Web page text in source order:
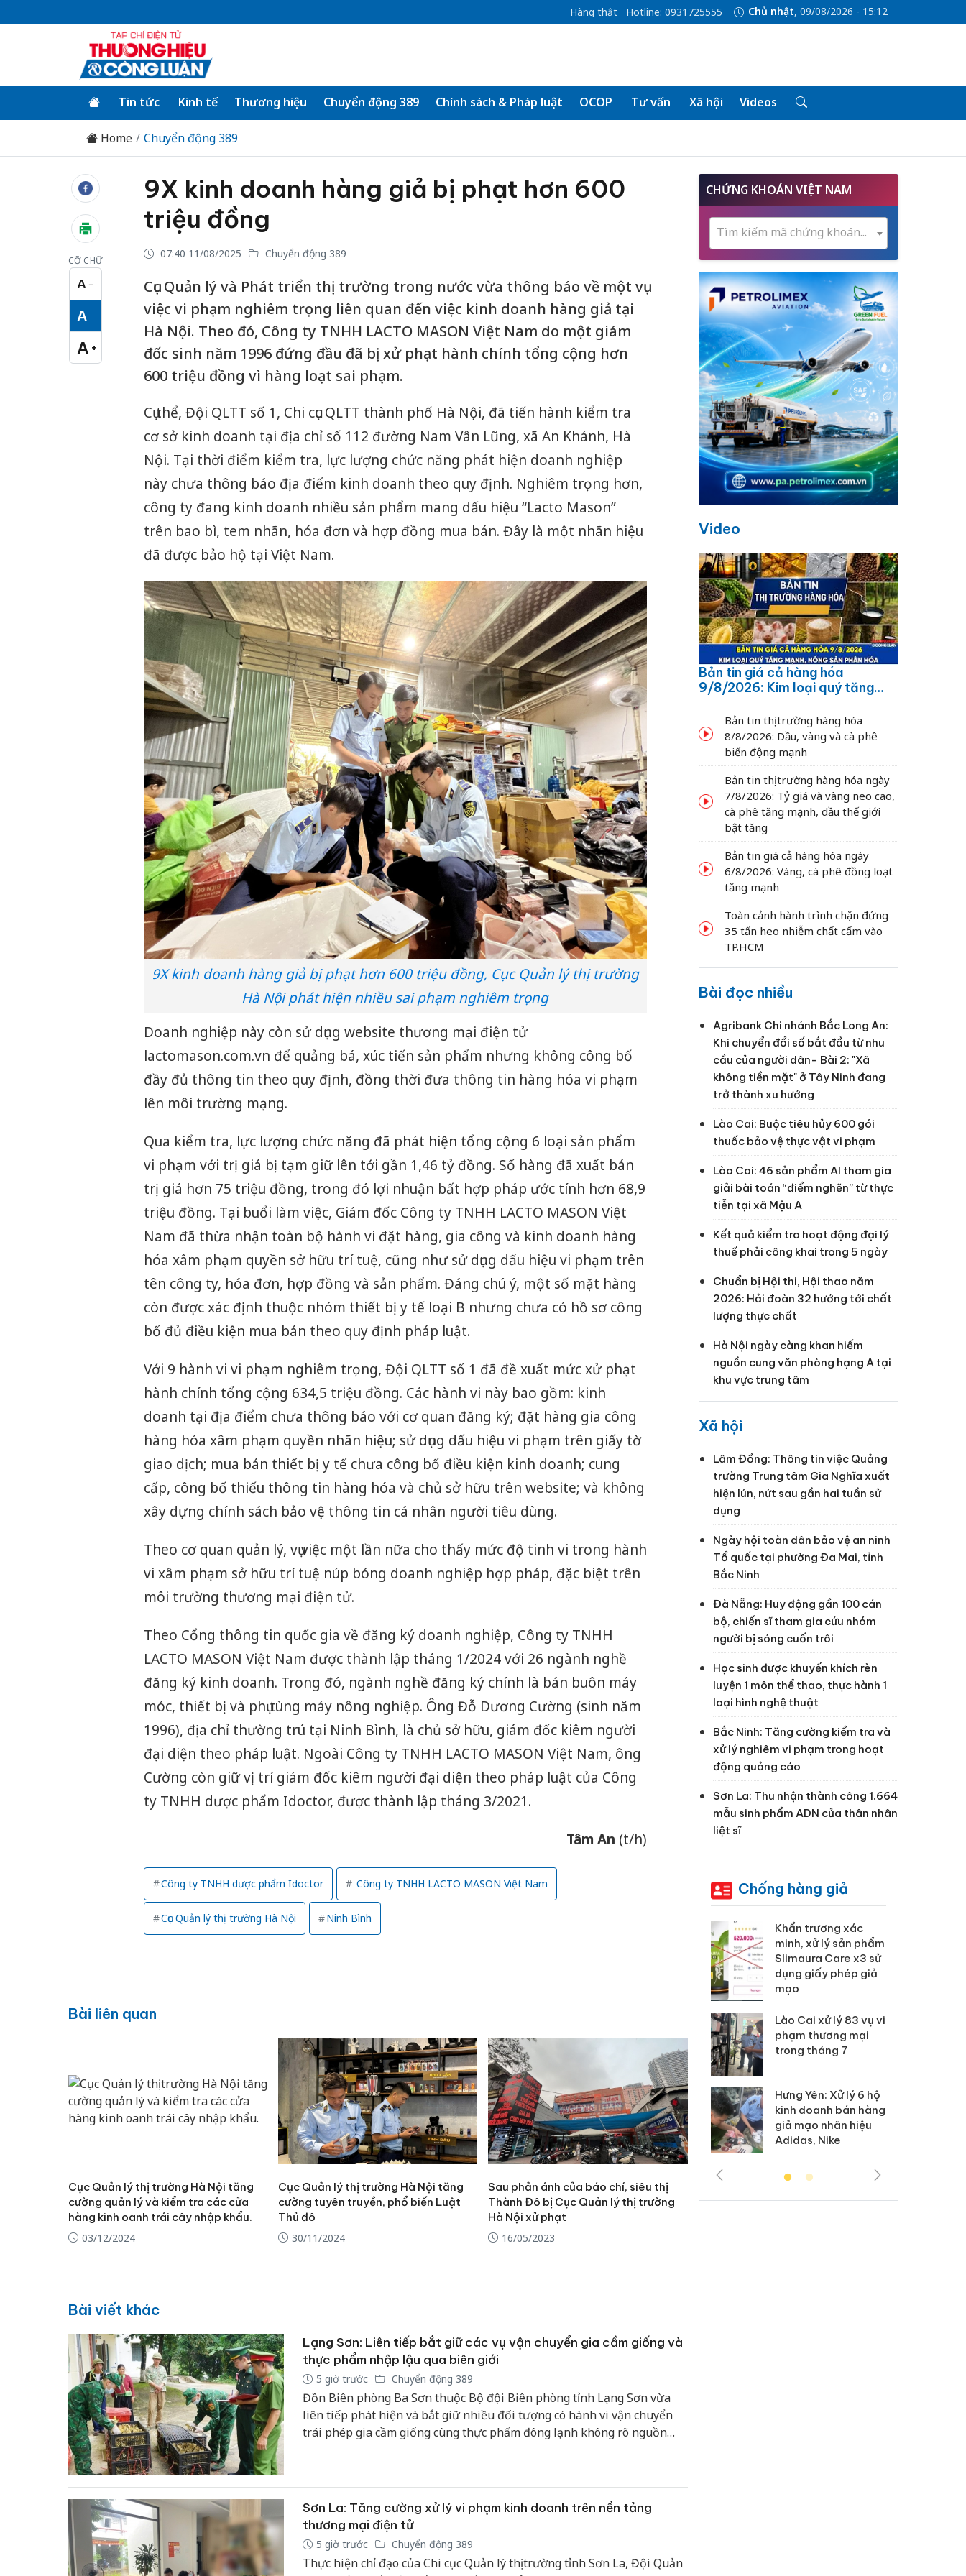
Hàng thật Hotline: 0931725555 Chủ nhật, 09/08/2026 - 15:12
Tin tức Kinh tế Thương hiệu Chuyển động 389 Chính sách & Pháp luật OCOP Tư vấn Xã hội Videos
Home Chuyển động 389
CỠ CHỮ
A −
Cỡ chữ nhỏ
A
Cỡ chữ vừa
A +
Cỡ chữ lớn
9X kinh doanh hàng giả bị phạt hơn 600
triệu đồng
07:40 11/08/2025 Chuyển động 389
Cục Quản lý và Phát triển thị trường trong nước vừa thông báo về một vụ
việc vi phạm nghiêm trọng liên quan đến việc kinh doanh hàng giả tại
Hà Nội. Theo đó, Công ty TNHH LACTO MASON Việt Nam do một giám
đốc sinh năm 1996 đứng đầu đã bị xử phạt hành chính tổng cộng hơn
600 triệu đồng vì hàng loạt sai phạm.
Cụ thể, Đội QLTT số 1, Chi cục QLTT thành phố Hà Nội, đã tiến hành kiểm tra
cơ sở kinh doanh tại địa chỉ số 112 đường Nam Vân Lũng, xã An Khánh, Hà
Nội. Tại thời điểm kiểm tra, lực lượng chức năng phát hiện doanh nghiệp
này chưa thông báo địa điểm kinh doanh theo quy định. Nghiêm trọng hơn,
công ty đang kinh doanh nhiều sản phẩm mang dấu hiệu “Lacto Mason”
trên bao bì, tem nhãn, hóa đơn và hợp đồng mua bán. Đây là một nhãn hiệu
đã được bảo hộ tại Việt Nam.
9X kinh doanh hàng giả bị phạt hơn 600 triệu đồng, Cục Quản lý thị trường
Hà Nội phát hiện nhiều sai phạm nghiêm trọng
Doanh nghiệp này còn sử dụng website thương mại điện tử
lactomason.com.vn để quảng bá, xúc tiến sản phẩm nhưng không công bố
đầy đủ thông tin theo quy định, đồng thời đưa thông tin hàng hóa vi phạm
lên môi trường mạng.
Qua kiểm tra, lực lượng chức năng đã phát hiện tổng cộng 6 loại sản phẩm
vi phạm với trị giá bị tạm giữ lên tới gần 1,46 tỷ đồng. Số hàng đã xuất bán
trị giá hơn 75 triệu đồng, trong đó lợi nhuận bất hợp pháp ước tính hơn 68,9
triệu đồng. Tại buổi làm việc, Giám đốc Công ty TNHH LACTO MASON Việt
Nam đã thừa nhận toàn bộ hành vi đặt hàng, gia công và kinh doanh hàng
hóa xâm phạm quyền sở hữu trí tuệ, cũng như sử dụng dấu hiệu vi phạm trên
tên công ty, hóa đơn, hợp đồng và sản phẩm. Đáng chú ý, một số mặt hàng
còn được xác định thuộc nhóm thiết bị y tế loại B nhưng chưa có hồ sơ công
bố đủ điều kiện mua bán theo quy định pháp luật.
Với 9 hành vi vi phạm nghiêm trọng, Đội QLTT số 1 đã đề xuất mức xử phạt
hành chính tổng cộng 634,5 triệu đồng. Các hành vi này bao gồm: kinh
doanh tại địa điểm chưa thông báo với cơ quan đăng ký; đặt hàng gia công
hàng hóa xâm phạm quyền nhãn hiệu; sử dụng dấu hiệu vi phạm trên giấy tờ
giao dịch; mua bán thiết bị y tế chưa công bố điều kiện kinh doanh; cung
cấp, công bố thiếu thông tin hàng hóa và chủ sở hữu trên website; và không
xây dựng chính sách bảo vệ thông tin cá nhân người tiêu dùng.
Theo cơ quan quản lý, vụ việc một lần nữa cho thấy mức độ tinh vi trong hành
vi xâm phạm sở hữu trí tuệ núp bóng doanh nghiệp hợp pháp, đặc biệt trên
môi trường thương mại điện tử.
Theo Cổng thông tin quốc gia về đăng ký doanh nghiệp, Công ty TNHH
LACTO MASON Việt Nam được thành lập tháng 1/2024 với 26 ngành nghề
đăng ký kinh doanh. Trong đó, ngành nghề đăng ký chính là bán buôn máy
móc, thiết bị và phụ tùng máy nông nghiệp. Ông Đỗ Dương Cường (sinh năm
1996), địa chỉ thường trú tại Ninh Bình, là chủ sở hữu, giám đốc kiêm người
đại diện theo pháp luật. Ngoài Công ty TNHH LACTO MASON Việt Nam, ông
Cường còn giữ vị trí giám đốc kiêm người đại diện theo pháp luật của Công
ty TNHH dược phẩm Idoctor, được thành lập tháng 3/2021.
Tâm An (t/h)
Công ty TNHH dược phẩm Idoctor Công ty TNHH LACTO MASON Việt Nam
Cục Quản lý thị trường Hà Nội Ninh Bình
Bài liên quan
Cục Quản lý thị trường Hà Nội tăng
cường quản lý và kiểm tra các cửa
hàng kinh oanh trái cây nhập khẩu.
03/12/2024
Cục Quản lý thị trường Hà Nội tăng
cường tuyên truyền, phổ biến Luật
Thủ đô
30/11/2024
Sau phản ánh của báo chí, siêu thị
Thành Đô bị Cục Quản lý thị trường
Hà Nội xử phạt
16/05/2023
Bài viết khác
Lạng Sơn: Liên tiếp bắt giữ các vụ vận chuyển gia cầm giống và
thực phẩm nhập lậu qua biên giới
5 giờ trước Chuyển động 389
Đồn Biên phòng Ba Sơn thuộc Bộ đội Biên phòng tỉnh Lạng Sơn vừa
liên tiếp phát hiện và bắt giữ nhiều đối tượng có hành vi vận chuyển
trái phép gia cầm giống cùng thực phẩm đông lạnh không rõ nguồn
Sơn La: Tăng cường xử lý vi phạm kinh doanh trên nền tảng
thương mại điện tử
5 giờ trước Chuyển động 389
Thực hiện chỉ đạo của Chi cục Quản lý thị trường tỉnh Sơn La, Đội Quản
CHỨNG KHOÁN VIỆT NAM
Tìm kiếm mã chứng khoán...
Video
Bản tin giá cả hàng hóa
9/8/2026: Kim loại quý tăng
Bản tin thị trường hàng hóa
8/8/2026: Dầu, vàng và cà phê
biến động mạnh
Bản tin thị trường hàng hóa ngày
7/8/2026: Tỷ giá và vàng neo cao,
cà phê tăng mạnh, dầu thế giới
bật tăng
Bản tin giá cả hàng hóa ngày
6/8/2026: Vàng, cà phê đồng loạt
tăng mạnh
Toàn cảnh hành trình chặn đứng
35 tấn heo nhiễm chất cấm vào
TP.HCM
Bài đọc nhiều
Agribank Chi nhánh Bắc Long An:
Khi chuyển đổi số bắt đầu từ nhu
cầu của người dân- Bài 2: "Xã
không tiền mặt" ở Tây Ninh đang
trở thành xu hướng
Lào Cai: Buộc tiêu hủy 600 gói
thuốc bảo vệ thực vật vi phạm
Lào Cai: 46 sản phẩm AI tham gia
giải bài toán “điểm nghẽn” từ thực
tiễn tại xã Mậu A
Kết quả kiểm tra hoạt động đại lý
thuế phải công khai trong 5 ngày
Chuẩn bị Hội thi, Hội thao năm
2026: Hải đoàn 32 hướng tới chất
lượng thực chất
Hà Nội ngày càng khan hiếm
nguồn cung văn phòng hạng A tại
khu vực trung tâm
Xã hội
Lâm Đồng: Thông tin việc Quảng
trường Trung tâm Gia Nghĩa xuất
hiện lún, nứt sau gần hai tuần sử
dụng
Ngày hội toàn dân bảo vệ an ninh
Tổ quốc tại phường Đa Mai, tỉnh
Bắc Ninh
Đà Nẵng: Huy động gần 100 cán
bộ, chiến sĩ tham gia cứu nhóm
người bị sóng cuốn trôi
Học sinh được khuyến khích rèn
luyện 1 môn thể thao, thực hành 1
loại hình nghệ thuật
Bắc Ninh: Tăng cường kiểm tra và
xử lý nghiêm vi phạm trong hoạt
động quảng cáo
Sơn La: Thu nhận thành công 1.664
mẫu sinh phẩm ADN của thân nhân
liệt sĩ
Chống hàng giả
tìm bị hại trong vụ
án sản xuất, buôn
bán yến sào giả
Thanh Hóa: Tìm bị
hại trong vụ án buôn
bán bình sữa
Moyuum giả
Khẩn trương xác
minh, xử lý sản phẩm
Slimaura Care x3 sử
dụng giấy phép giả
mạo
Lào Cai xử lý 83 vụ vi
phạm thương mại
trong tháng 7
Hưng Yên: Xử lý 6 hộ
kinh doanh bán hàng
giả mạo nhãn hiệu
Adidas, Nike